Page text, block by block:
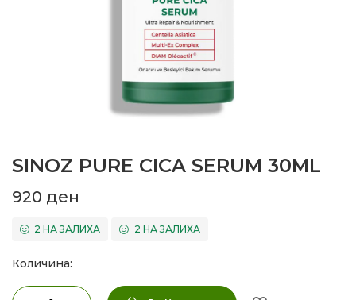
SINOZ PURE CICA SERUM 30ML
920 ден
2 НА ЗАЛИХА 2 НА ЗАЛИХА
Количина: